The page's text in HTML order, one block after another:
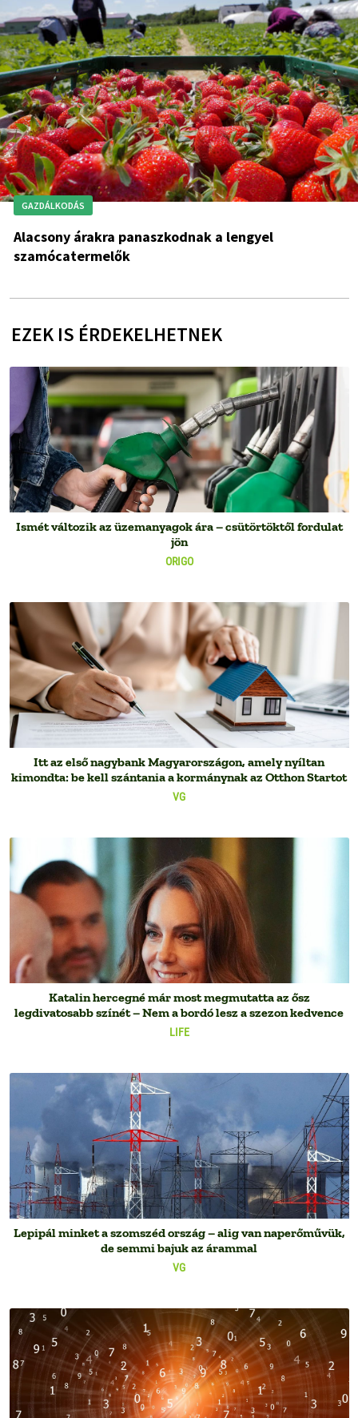
GAZDÁLKODÁS
Alacsony árakra panaszkodnak a lengyel
szamócatermelők
EZEK IS ÉRDEKELHETNEK
ORIGO
Ismét változik az üzemanyagok ára – csütörtöktől fordulat
jön
VG
Itt az első nagybank Magyarországon, amely nyíltan
kimondta: be kell szántania a kormánynak az Otthon Startot
LIFE
Katalin hercegné már most megmutatta az ősz
legdivatosabb színét – Nem a bordó lesz a szezon kedvence
VG
Lepipál minket a szomszéd ország – alig van naperőművük,
de semmi bajuk az árammal